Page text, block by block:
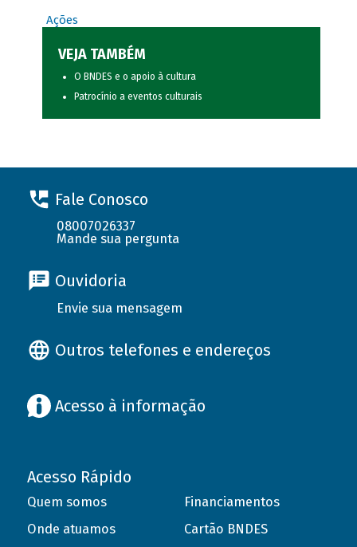
Ações
VEJA TAMBÉM
O BNDES e o apoio à cultura
Patrocínio a eventos culturais
Fale Conosco
08007026337
Mande sua pergunta
Ouvidoria
Envie sua mensagem
Outros telefones e endereços
Acesso à informação
Acesso Rápido
Quem somos
Onde atuamos
Financiamentos
Cartão BNDES